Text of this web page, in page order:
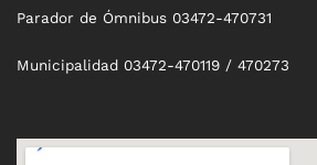
Parador de Ómnibus 03472-470731
Municipalidad 03472-470119 / 470273